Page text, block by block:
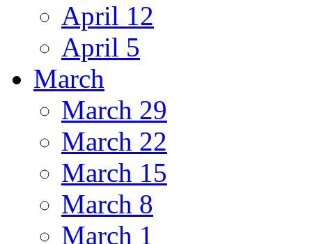
April 12
April 5
March
March 29
March 22
March 15
March 8
March 1